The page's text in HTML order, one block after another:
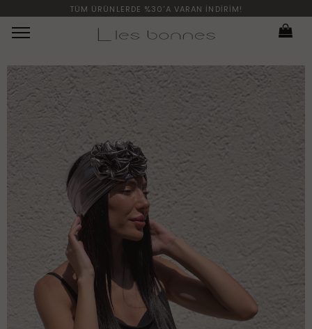
TÜM ÜRÜNLERDE %30'A VARAN İNDİRİM!
Menü